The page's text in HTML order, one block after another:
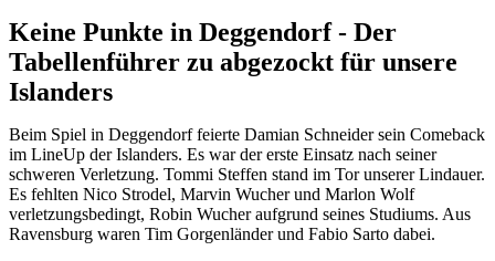
Keine Punkte in Deggendorf - Der
Tabellenführer zu abgezockt für unsere
Islanders
Beim Spiel in Deggendorf feierte Damian Schneider sein Comeback
im LineUp der Islanders. Es war der erste Einsatz nach seiner
schweren Verletzung. Tommi Steffen stand im Tor unserer Lindauer.
Es fehlten Nico Strodel, Marvin Wucher und Marlon Wolf
verletzungsbedingt, Robin Wucher aufgrund seines Studiums. Aus
Ravensburg waren Tim Gorgenländer und Fabio Sarto dabei.